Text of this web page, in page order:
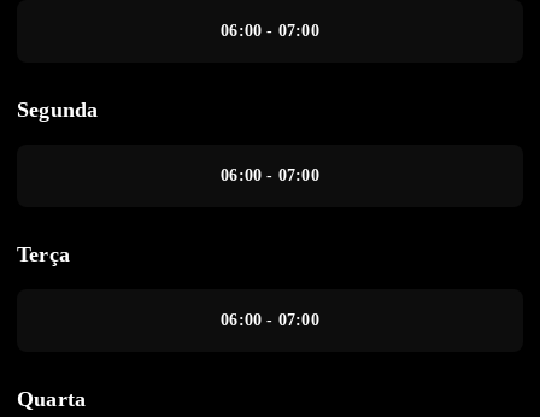
06:00 - 07:00
Segunda
06:00 - 07:00
Terça
06:00 - 07:00
Quarta